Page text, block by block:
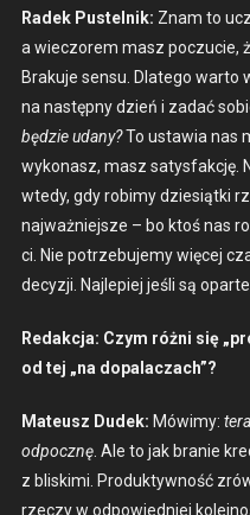
Radek Pustel­nik: Znam to
a wiec­zorem masz poczu­cie,
Braku­je sen­su. Dlat­ego
na następ­ny dzień i zadać
będzie udany?To ustaw­ia nas
wykonasz, masz satys­fakcję.
wtedy, gdy robimy dziesiąt­ki
najważniejsze – bo ktoś nas
ci. Nie potrze­bu­je­my więcej
decyzji. Najlepiej jeśli są
Redakc­ja: Czym różni się
od tej „na dopalaczach”?
Mateusz Dudek: Mówimy:
odpocznę. Ale to jak branie
z bliski­mi. Pro­duk­ty­wność
rzeczy w odpowied­niej